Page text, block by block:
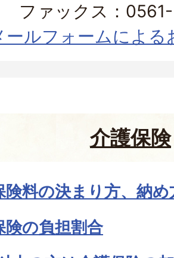
ファックス：
ールフォームによる
介護保険
険料の決まり方、納め
険の負担割合